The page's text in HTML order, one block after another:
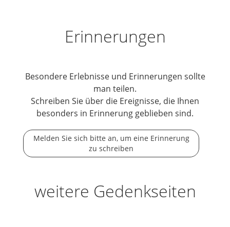
Erinnerungen
Besondere Erlebnisse und Erinnerungen sollte
man teilen.
Schreiben Sie über die Ereignisse, die Ihnen
besonders in Erinnerung geblieben sind.
Melden Sie sich bitte an, um eine Erinnerung
zu schreiben
weitere Gedenkseiten